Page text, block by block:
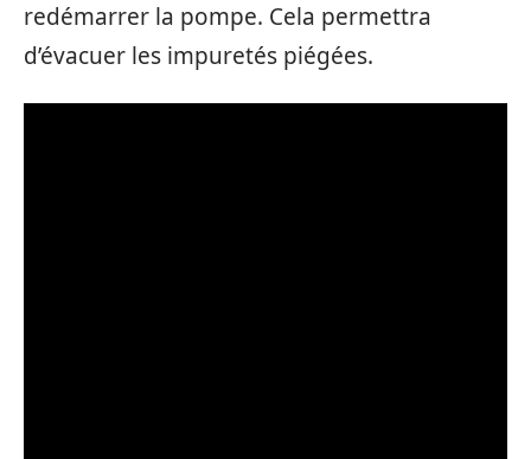
redémarrer la pompe. Cela permettra
d’évacuer les impuretés piégées.